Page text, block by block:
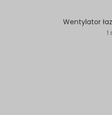
Wentylator
1